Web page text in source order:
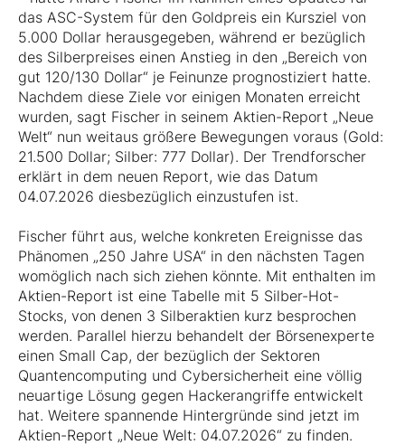
das ASC-System für den Goldpreis ein Kursziel von
5.000 Dollar herausgegeben, während er bezüglich
des Silberpreises einen Anstieg in den „Bereich von
gut 120/130 Dollar“ je Feinunze prognostiziert hatte.
Nachdem diese Ziele vor einigen Monaten erreicht
wurden, sagt Fischer in seinem Aktien-Report „Neue
Welt“ nun weitaus größere Bewegungen voraus (Gold:
21.500 Dollar; Silber: 777 Dollar). Der Trendforscher
erklärt in dem neuen Report, wie das Datum
04.07.2026 diesbezüglich einzustufen ist.
Fischer führt aus, welche konkreten Ereignisse das
Phänomen „250 Jahre USA“ in den nächsten Tagen
womöglich nach sich ziehen könnte. Mit enthalten im
Aktien-Report ist eine Tabelle mit 5 Silber-Hot-
Stocks, von denen 3 Silberaktien kurz besprochen
werden. Parallel hierzu behandelt der Börsenexperte
einen Small Cap, der bezüglich der Sektoren
Quantencomputing und Cybersicherheit eine völlig
neuartige Lösung gegen Hackerangriffe entwickelt
hat. Weitere spannende Hintergründe sind jetzt im
Aktien-Report „Neue Welt: 04.07.2026“ zu finden.